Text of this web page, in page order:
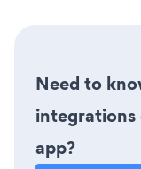
Need to
integrations
app?